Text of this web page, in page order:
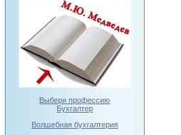
Выбери профессию
Бухгалтер
Волшебная бухгалтерия